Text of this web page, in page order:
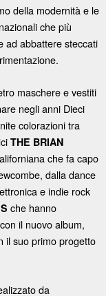
della modernità e le
che più
ad abbattere steccati
maschere e vestiti
negli anni Dieci
colorazioni tra
THE BRIAN
che fa capo
dalla dance
e indie rock
che hanno
il nuovo album,
il suo primo progetto
da